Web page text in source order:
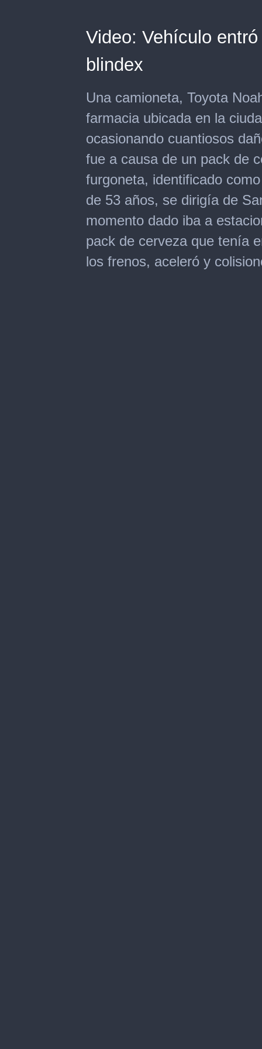
Video: Vehículo
blindex
Una camioneta, Toyota
farmacia ubicada en la
ocasionando cuantiosos
fue a causa de un pack de
furgoneta, identificado
de 53 años, se dirigía de
momento dado iba a
pack de cerveza que tenía
los frenos, aceleró y